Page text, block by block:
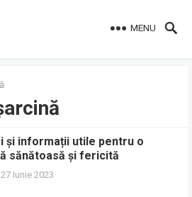
MENU
și informații utile pentru o
sănătoasă și fericită
Iunie 2023